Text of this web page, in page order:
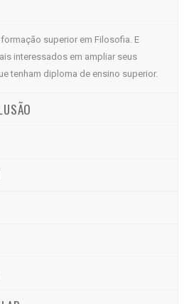
superior em Filosofia. E
interessados em ampliar seus
tenham diploma de ensino superior.